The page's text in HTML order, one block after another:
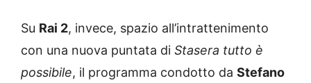
Su Rai 2, invece, spazio all’intrattenimento
con una nuova puntata di Stasera tutto è
possibile, il programma condotto da Stefano